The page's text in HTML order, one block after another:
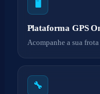
🖥️
Plataforma GPS
Acompanhe a sua
🔧